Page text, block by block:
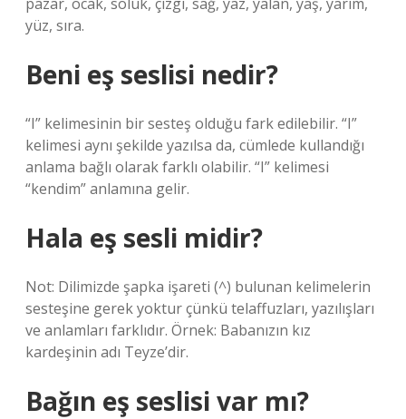
yüz, sıra.
Beni eş seslisi nedir?
“I” kelimesinin bir sesteş olduğu fark edilebilir. “I”
kelimesi aynı şekilde yazılsa da, cümlede kullandığı
anlama bağlı olarak farklı olabilir. “I” kelimesi
“kendim” anlamına gelir.
Hala eş sesli midir?
Not: Dilimizde şapka işareti (^) bulunan kelimelerin
sesteşine gerek yoktur çünkü telaffuzları, yazılışları
ve anlamları farklıdır. Örnek: Babanızın kız
kardeşinin adı Teyze’dir.
Bağın eş seslisi var mı?